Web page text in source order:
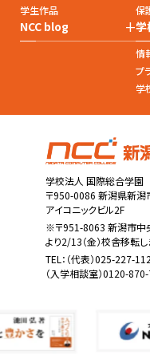
学生作品
保
NCC blog +学
情
プ
学
学校法人 国際総合学園
〒950-0086 新潟県新
アイコニックビル2F
※〒951-8063 新潟市中
より2/13（金）校舎移転し
TEL： （代表）025-227-
（入学相談室）0120-870-